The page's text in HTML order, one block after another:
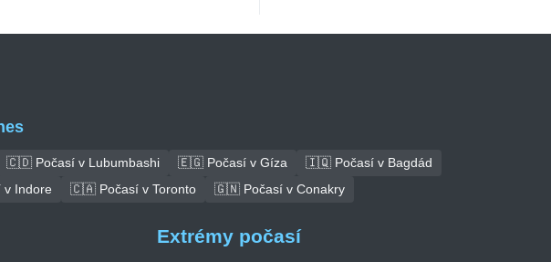
🇨🇩 Počasí v Lubumbashi 🇪🇬 Počasí v Gíza
🇮🇶 Počasí v Bagdád
Indore 🇨🇦 Počasí v Toronto 🇬🇳 Počasí v Conakry
Extrémy počasí